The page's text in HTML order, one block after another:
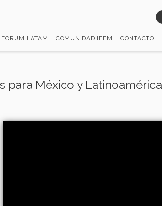
LATAM COMUNIDAD IFEM CONTACTO
para México y Latinoamérica